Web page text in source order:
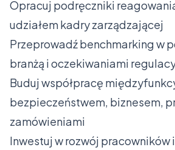
Opracuj podręczniki
udziałem kadry zarządzającej
Przeprowadź benchmarking w
branżą i oczekiwaniami
Buduj współpracę
bezpieczeństwem, biznesem,
zamówieniami
Inwestuj w rozwój pracowników